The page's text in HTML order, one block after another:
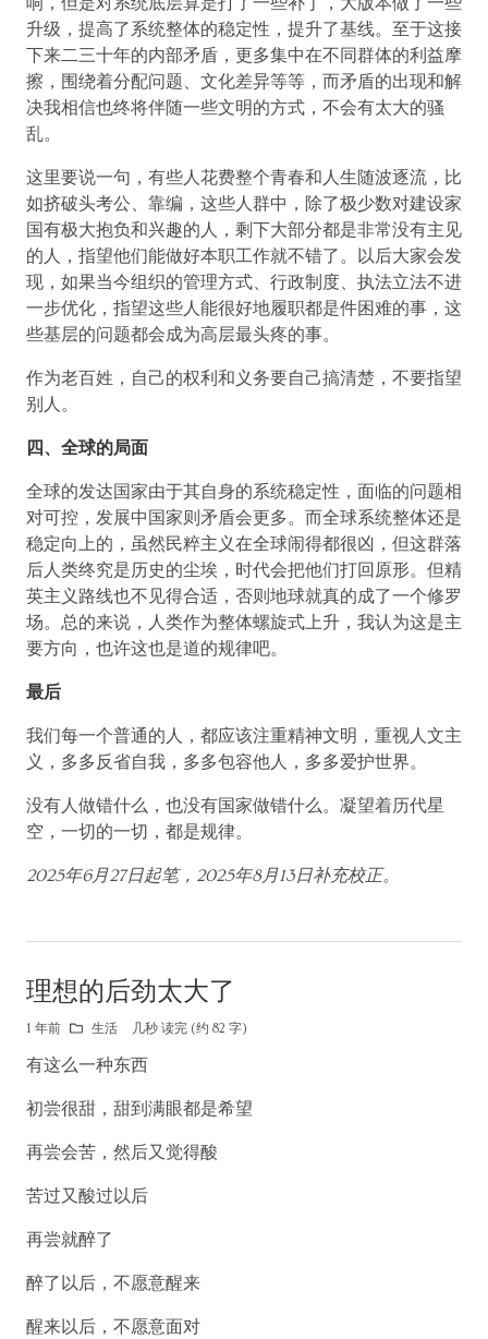
升级，提高了系统整体的稳定性，提升了基线。至于这接
下来二三十年的内部矛盾，更多集中在不同群体的利益摩
擦，围绕着分配问题、文化差异等等，而矛盾的出现和解
决我相信也终将伴随一些文明的方式，不会有太大的骚
乱。
这里要说一句，有些人花费整个青春和人生随波逐流，比
如挤破头考公、靠编，这些人群中，除了极少数对建设家
国有极大抱负和兴趣的人，剩下大部分都是非常没有主见
的人，指望他们能做好本职工作就不错了。以后大家会发
现，如果当今组织的管理方式、行政制度、执法立法不进
一步优化，指望这些人能很好地履职都是件困难的事，这
些基层的问题都会成为高层最头疼的事。
作为老百姓，自己的权利和义务要自己搞清楚，不要指望
别人。
四、全球的局面
全球的发达国家由于其自身的系统稳定性，面临的问题相
对可控，发展中国家则矛盾会更多。而全球系统整体还是
稳定向上的，虽然民粹主义在全球闹得都很凶，但这群落
后人类终究是历史的尘埃，时代会把他们打回原形。但精
英主义路线也不见得合适，否则地球就真的成了一个修罗
场。总的来说，人类作为整体螺旋式上升，我认为这是主
要方向，也许这也是道的规律吧。
最后
我们每一个普通的人，都应该注重精神文明，重视人文主
义，多多反省自我，多多包容他人，多多爱护世界。
没有人做错什么，也没有国家做错什么。凝望着历代星
空，一切的一切，都是规律。
2025年6月27日起笔，2025年8月13日补充校正。
理想的后劲太大了
1 年前 生活 几秒 读完 (约 82 字)
有这么一种东西
初尝很甜，甜到满眼都是希望
再尝会苦，然后又觉得酸
苦过又酸过以后
再尝就醉了
醉了以后，不愿意醒来
醒来以后，不愿意面对